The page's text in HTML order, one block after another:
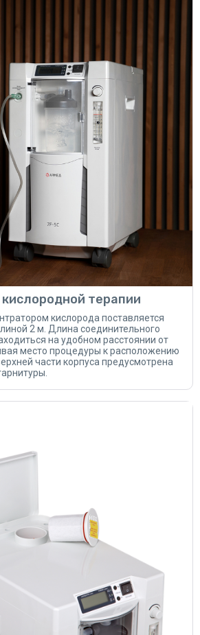
терапии
кислорода поставляется
2 м. Длина соединительного
на удобном расстоянии от
место процедуры к расположению
части корпуса предусмотрена